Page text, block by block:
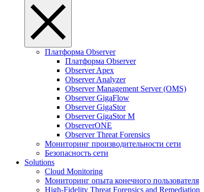
Платформа Observer
Платформа Observer
Observer Apex
Observer Analyzer
Observer Management Server (OMS)
Observer GigaFlow
Observer GigaStor
Observer GigaStor M
ObserverONE
Observer Threat Forensics
Мониторинг производительности сети
Безопасность сети
Solutions
Cloud Monitoring
Мониторинг опыта конечного пользователя
High-Fidelity Threat Forensics and Remediation